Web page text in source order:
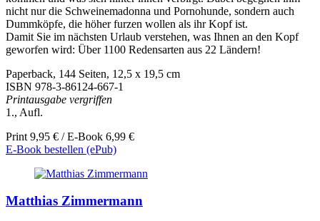
nicht nur die Schweinemadonna und Pornohunde, sondern auch
Dummköpfe, die höher furzen wollen als ihr Kopf ist.
Damit Sie im nächsten Urlaub verstehen, was Ihnen an den Kopf
geworfen wird: Über 1100 Redensarten aus 22 Ländern!
Paperback, 144 Seiten, 12,5 x 19,5 cm
ISBN 978-3-86124-667-1
Printausgabe vergriffen
1., Aufl.
Print 9,95 € / E-Book 6,99 €
E-Book bestellen (ePub)
Matthias Zimmermann